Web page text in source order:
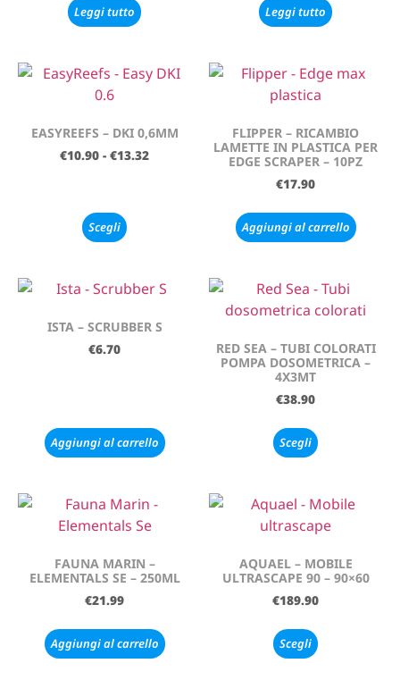
Leggi tutto Leggi tutto
EASYREEFS – DKI 0,6MM
€10.90 - €13.32
Scegli
FLIPPER – RICAMBIO
LAMETTE IN PLASTICA PER
EDGE SCRAPER – 10PZ
€17.90
Aggiungi al carrello
ISTA – SCRUBBER S
€6.70
Aggiungi al carrello
RED SEA – TUBI COLORATI
POMPA DOSOMETRICA –
4X3MT
€38.90
Scegli
FAUNA MARIN –
ELEMENTALS SE – 250ML
€21.99
Aggiungi al carrello
AQUAEL – MOBILE
ULTRASCAPE 90 – 90×60
€189.90
Scegli